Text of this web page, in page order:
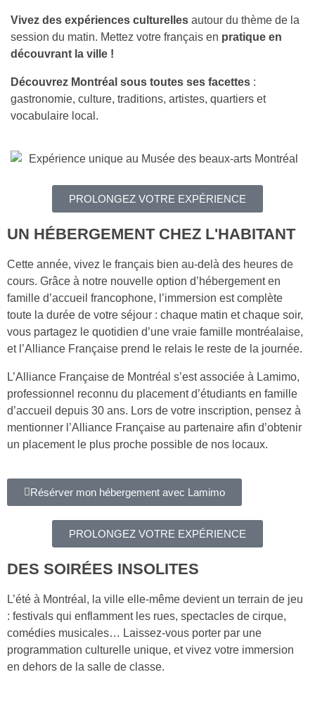
Vivez des expériences culturelles autour du thème de la
session du matin. Mettez votre français en pratique en
découvrant la ville !
Découvrez Montréal sous toutes ses facettes :
gastronomie, culture, traditions, artistes, quartiers et
vocabulaire local.
PROLONGEZ VOTRE EXPÉRIENCE
UN HÉBERGEMENT CHEZ L'HABITANT
Cette année, vivez le français bien au-delà des heures de
cours. Grâce à notre nouvelle option d’hébergement en
famille d’accueil francophone, l’immersion est complète
toute la durée de votre séjour : chaque matin et chaque soir,
vous partagez le quotidien d’une vraie famille montréalaise,
et l’Alliance Française prend le relais le reste de la journée.
L’Alliance Française de Montréal s’est associée à Lamimo,
professionnel reconnu du placement d’étudiants en famille
d’accueil depuis 30 ans. Lors de votre inscription, pensez à
mentionner l’Alliance Française au partenaire afin d’obtenir
un placement le plus proche possible de nos locaux.
Résérver mon hébergement avec Lamimo
PROLONGEZ VOTRE EXPÉRIENCE
DES SOIRÉES INSOLITES
L’été à Montréal, la ville elle-même devient un terrain de jeu
: festivals qui enflamment les rues, spectacles de cirque,
comédies musicales… Laissez-vous porter par une
programmation culturelle unique, et vivez votre immersion
en dehors de la salle de classe.